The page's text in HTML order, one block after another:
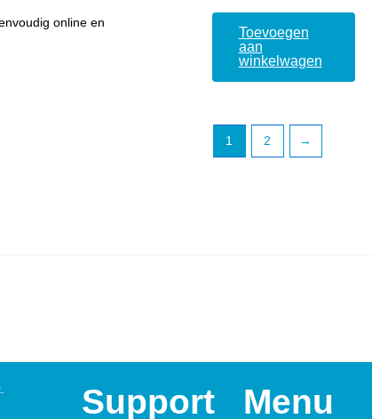
online en
Toevoegen
aan
winkelwagen
1 2 →
Support Menu